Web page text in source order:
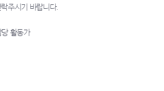
주시기 바랍니다.
활동가